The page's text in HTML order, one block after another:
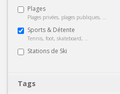
Plages
Plages privées, plages publiques, ...
Sports & Détente
Tennis, foot, skateboard, ...
Stations de Ski
Tags